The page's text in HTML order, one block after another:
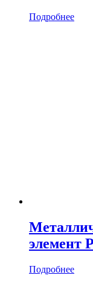
Подробнее
элемент
Подробнее